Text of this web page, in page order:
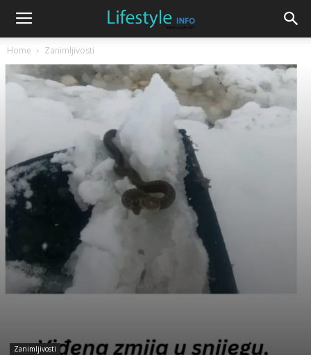
Home Zanimljivosti
Zanimljivosti